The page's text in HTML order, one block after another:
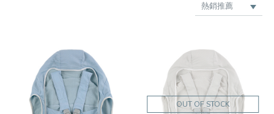
最新上架
熱銷推薦
品牌
價格低 → 高
價格高 → 低
OUT OF STOCK